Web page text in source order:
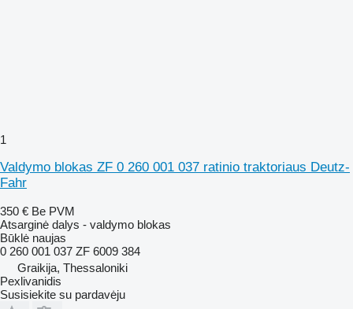
1
Valdymo blokas ZF 0 260 001 037 ratinio traktoriaus Deutz-
Fahr
350 € Be PVM
Atsarginė dalys - valdymo blokas
Būklė naujas
0 260 001 037 ZF 6009 384
Graikija, Thessaloniki
Pexlivanidis
Susisiekite su pardavėju